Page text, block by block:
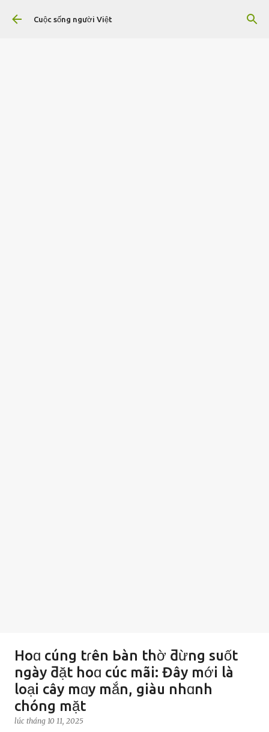
Chuyển đến nội dung chính
Cuộc sống người Việt
Hoɑ cúng tɾên Ьàn thờ ƌừng suốt
ngày ƌặt hoɑ cúc mãi: Đây mới là
loại cây mɑy mắn, giàu nhɑnh
chóng mặt
lúc tháng 10 11, 2025